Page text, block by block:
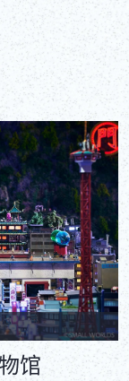
Copy URL
馆